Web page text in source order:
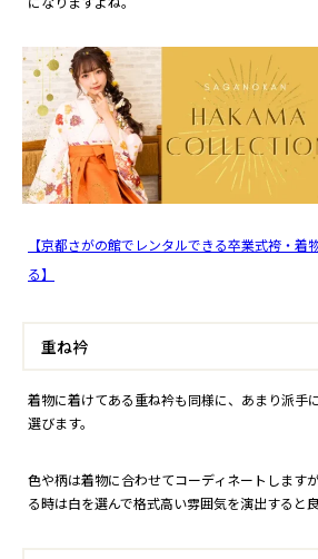
【京都さがの館でレンタルできる卒業式袴・着
る】
重ね衿
着物に着けてある重ね衿も同様に、あまり派手
選びます。
色や柄は着物に合わせてコーディネートします
る時は白を選んで格式高い雰囲気を演出すると良